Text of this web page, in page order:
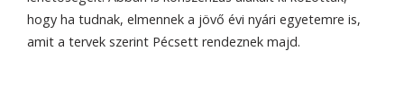
hogy ha tudnak, elmennek a jövő évi nyári egyetemre is,
amit a tervek szerint Pécsett rendeznek majd.